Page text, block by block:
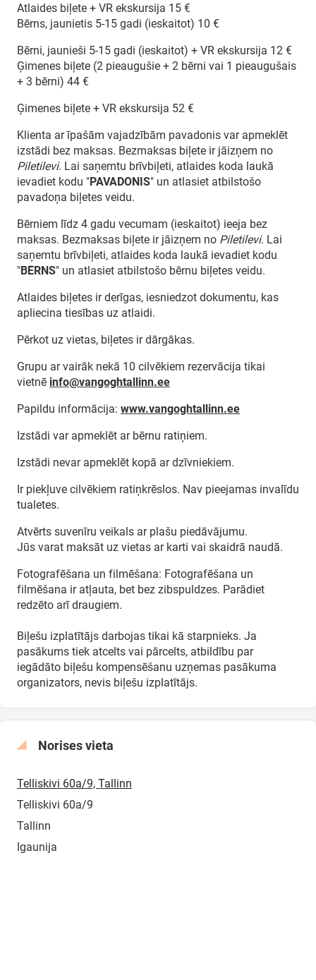
Atlaides biļete + VR ekskursija 15 €
Bērns, jaunietis 5-15 gadi (ieskaitot) 10 €
Bērni, jaunieši 5-15 gadi (ieskaitot) + VR ekskursija 12 €
Ģimenes biļete (2 pieaugušie + 2 bērni vai 1 pieaugušais
+ 3 bērni) 44 €
Ģimenes biļete + VR ekskursija 52 €
Klienta ar īpašām vajadzībām pavadonis var apmeklēt
izstādi bez maksas. Bezmaksas biļete ir jāizņem no
Piletilevi. Lai saņemtu brīvbiļeti, atlaides koda laukā
ievadiet kodu "PAVADONIS" un atlasiet atbilstošo
pavadoņa biļetes veidu.
Bērniem līdz 4 gadu vecumam (ieskaitot) ieeja bez
maksas. Bezmaksas biļete ir jāizņem no Piletilevi. Lai
saņemtu brīvbiļeti, atlaides koda laukā ievadiet kodu
"BĒRNS" un atlasiet atbilstošo bērnu biļetes veidu.
Atlaides biļetes ir derīgas, iesniedzot dokumentu, kas
apliecina tiesības uz atlaidi.
Pērkot uz vietas, biļetes ir dārgākas.
Grupu ar vairāk nekā 10 cilvēkiem rezervācija tikai
vietnē info@vangoghtallinn.ee
Papildu informācija: www.vangoghtallinn.ee
Izstādi var apmeklēt ar bērnu ratiņiem.
Izstādi nevar apmeklēt kopā ar dzīvniekiem.
Ir piekļuve cilvēkiem ratiņkrēslos. Nav pieejamas invalīdu
tualetes.
Atvērts suvenīru veikals ar plašu piedāvājumu.
Jūs varat maksāt uz vietas ar karti vai skaidrā naudā.
Fotografēšana un filmēšana: Fotografēšana un
filmēšana ir atļauta, bet bez zibspuldzes. Parādiet
redzēto arī draugiem.
Biļešu izplatītājs darbojas tikai kā starpnieks. Ja
pasākums tiek atcelts vai pārcelts, atbildību par
iegādāto biļešu kompensēšanu uzņemas pasākuma
organizators, nevis biļešu izplatītājs.
Norises vieta
Telliskivi 60a/9, Tallinn
Telliskivi 60a/9
Tallinn
Igaunija